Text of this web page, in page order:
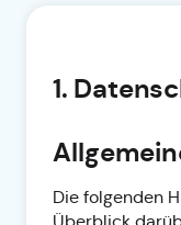
1.
Die folgenden
Überblick